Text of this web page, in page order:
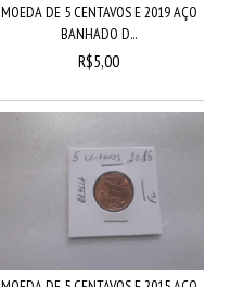
MOEDA DE 5 CENTAVOS E 2019 AÇO
BANHADO D...
R$5,00